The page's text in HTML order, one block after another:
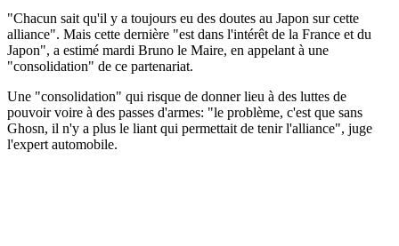
"Chacun sait qu'il y a toujours eu des doutes au Japon sur cette
alliance". Mais cette dernière "est dans l'intérêt de la France et du
Japon", a estimé mardi Bruno le Maire, en appelant à une
"consolidation" de ce partenariat.
Une "consolidation" qui risque de donner lieu à des luttes de
pouvoir voire à des passes d'armes: "le problème, c'est que sans
Ghosn, il n'y a plus le liant qui permettait de tenir l'alliance", juge
l'expert automobile.